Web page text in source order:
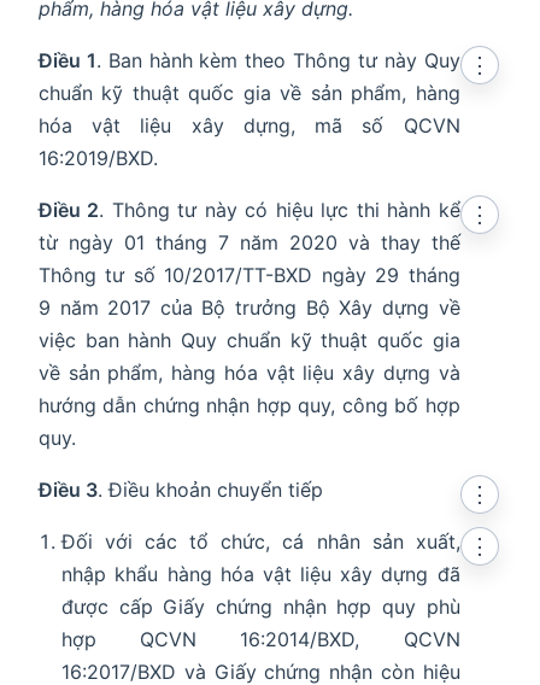
phẩm, hàng hóa vật liệu xây dựng.
Điều 1. Ban hành kèm theo Thông tư này Quy
chuẩn kỹ thuật quốc gia về sản phẩm, hàng
hóa vật liệu xây dựng, mã số QCVN
16:2019/BXD.
⋮
Điều 2. Thông tư này có hiệu lực thi hành kể
từ ngày 01 tháng 7 năm 2020 và thay thế
Thông tư số 10/2017/TT-BXD ngày 29 tháng
9 năm 2017 của Bộ trưởng Bộ Xây dựng về
việc ban hành Quy chuẩn kỹ thuật quốc gia
về sản phẩm, hàng hóa vật liệu xây dựng và
hướng dẫn chứng nhận hợp quy, công bố hợp
quy.
⋮
Điều 3. Điều khoản chuyển tiếp
⋮
Đối với các tổ chức, cá nhân sản xuất,
nhập khẩu hàng hóa vật liệu xây dựng đã
được cấp Giấy chứng nhận hợp quy phù
hợp QCVN 16:2014/BXD, QCVN
16:2017/BXD và Giấy chứng nhận còn hiệu
⋮